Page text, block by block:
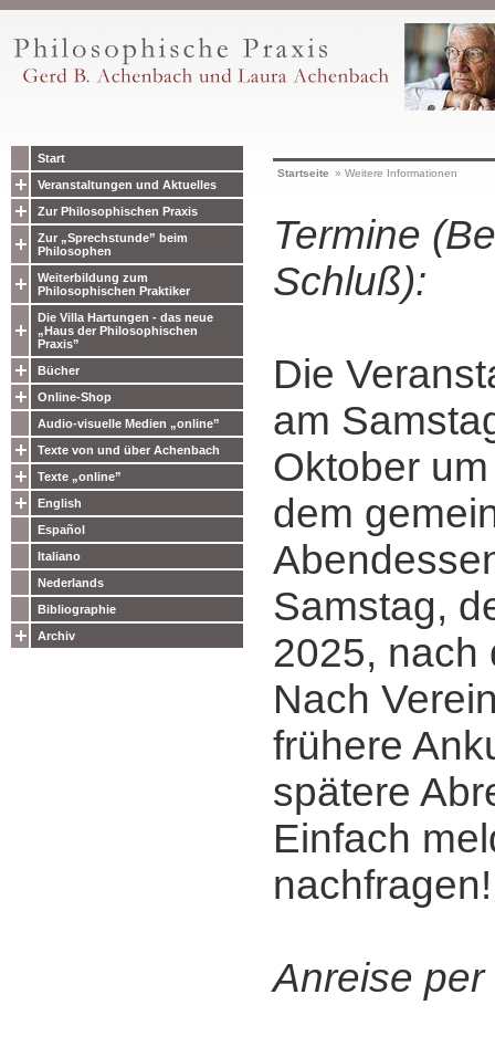
Start
Veranstaltungen und Aktuelles
Zur Philosophischen Praxis
Zur „Sprechstunde” beim
Philosophen
Weiterbildung zum
Philosophischen Praktiker
Die Villa Hartungen - das neue
„Haus der Philosophischen
Praxis”
Bücher
Online-Shop
Audio-visuelle Medien „online”
Texte von und über Achenbach
Texte „online”
English
Español
Italiano
Nederlands
Bibliographie
Archiv
Startseite » Weitere Informationen
Termine
Schluß):
Die
am
Oktober
dem
Samstag,
2025, nach
Nach
frühere
spätere
Einfach
nachfragen!
Anreise per